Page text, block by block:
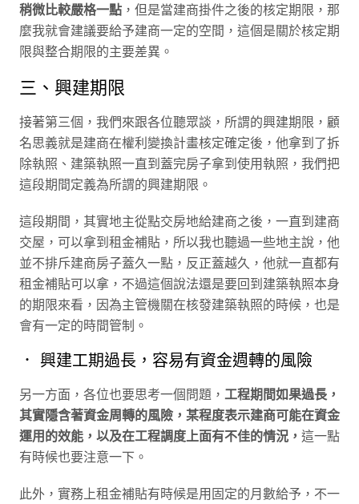
稍微比較嚴格一點 ，但是當建商掛件之後的核定期限，那
麼我就會建議要給予建商一定的空間，這個是關於核定期
限與整合期限的主要差異。
三、興建期限
接著第三個，我們來跟各位聽眾談，所謂的興建期限，顧
名思義就是建商在權利變換計畫核定確定後，他拿到了拆
除執照、建築執照一直到蓋完房子拿到使用執照，我們把
這段期間定義為所謂的興建期限。
這段期間，其實地主從點交房地給建商之後，一直到建商
交屋，可以拿到租金補貼，所以我也聽過一些地主說，他
並不排斥建商房子蓋久一點，反正蓋越久，他就一直都有
租金補貼可以拿，不過這個說法還是要回到建築執照本身
的期限來看，因為主管機關在核發建築執照的時候，也是
會有一定的時間管制。
． 興建工期過長，容易有資金週轉的風險
另一方面，各位也要思考一個問題， 工程期間如果過長，
其實隱含著資金周轉的風險，某程度表示建商可能在資金
運用的效能，以及在工程調度上面有不佳的情況， 這一點
有時候也要注意一下。
此外，實務上租金補貼有時候是用固定的月數給予，不一